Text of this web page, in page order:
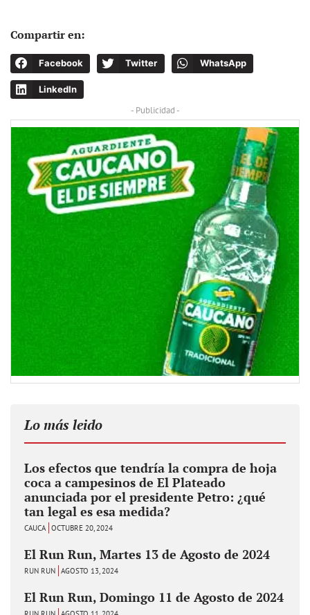
Compartir en:
Facebook Twitter WhatsApp
LinkedIn
- Publicidad -
Lo más leido
Los efectos que tendría la compra de hoja
coca a campesinos de El Plateado
anunciada por el presidente Petro: ¿qué
tan legal es esa medida?
CAUCA OCTUBRE 20, 2024
El Run Run, Martes 13 de Agosto de 2024
RUN RUN AGOSTO 13, 2024
El Run Run, Domingo 11 de Agosto de 2024